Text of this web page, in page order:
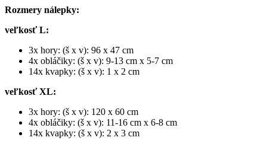
Rozmery nálepky:
veľkosť L:
3x hory: (š x v): 96 x 47 cm
4x obláčiky: (š x v): 9-13 cm x 5-7 cm
14x kvapky: (š x v): 1 x 2 cm
veľkosť XL:
3x hory: (š x v): 120 x 60 cm
4x obláčiky: (š x v): 11-16 cm x 6-8 cm
14x kvapky: (š x v): 2 x 3 cm